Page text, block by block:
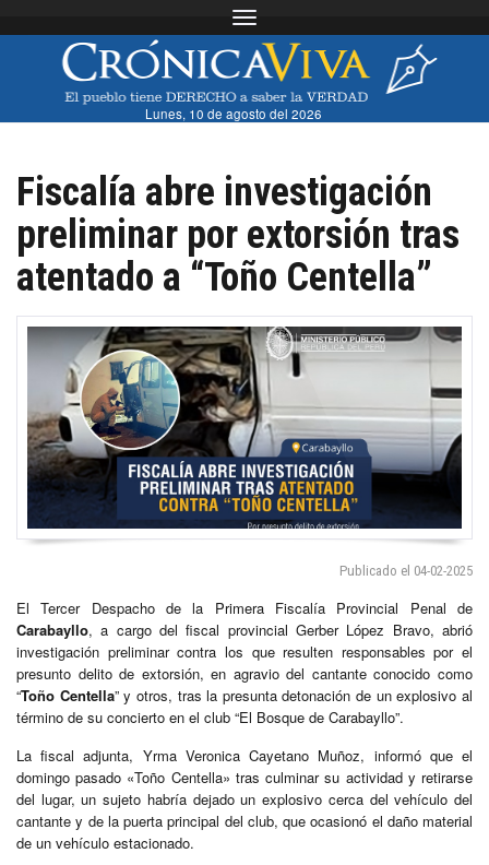
Toggle navigation
Lunes, 10 de agosto del 2026
Fiscalía abre investigación
preliminar por extorsión tras
atentado a “Toño Centella”
Publicado el 04-02-2025
El Tercer Despacho de la Primera Fiscalía Provincial Penal de
Carabayllo, a cargo del fiscal provincial Gerber López Bravo, abrió
investigación preliminar contra los que resulten responsables por el
presunto delito de extorsión, en agravio del cantante conocido como
“Toño Centella” y otros, tras la presunta detonación de un explosivo al
término de su concierto en el club “El Bosque de Carabayllo”.
La fiscal adjunta, Yrma Veronica Cayetano Muñoz, informó que el
domingo pasado «Toño Centella» tras culminar su actividad y retirarse
del lugar, un sujeto habría dejado un explosivo cerca del vehículo del
cantante y de la puerta principal del club, que ocasionó el daño material
de un vehículo estacionado.